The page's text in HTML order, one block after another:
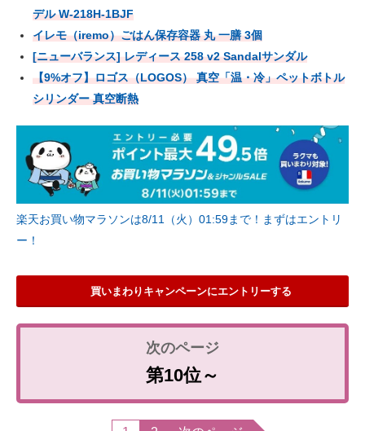
デル W-218H-1BJF
イレモ（iremo）ごはん保存容器 丸 一膳 3個
[ニューバランス] レディース 258 v2 Sandalサンダル
【9%オフ】ロゴス（LOGOS） 真空「温・冷」ペットボトル
シリンダー 真空断熱
楽天お買い物マラソンは8/11（火）01:59まで！まずはエントリ
ー！
買いまわりキャンペーンにエントリーする
第10位～